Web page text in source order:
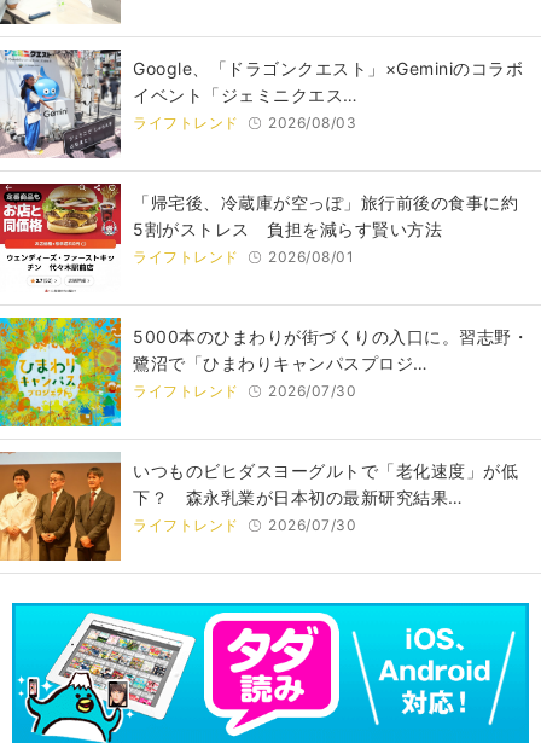
Google、「ドラゴンクエスト」×Geminiのコラボ
イベント「ジェミニクエス…
ライフトレンド 2026/08/03
「帰宅後、冷蔵庫が空っぽ」旅行前後の食事に約
5割がストレス 負担を減らす賢い方法
ライフトレンド 2026/08/01
5000本のひまわりが街づくりの入口に。習志野・
鷺沼で「ひまわりキャンパスプロジ…
ライフトレンド 2026/07/30
いつものビヒダスヨーグルトで「老化速度」が低
下？ 森永乳業が日本初の最新研究結果…
ライフトレンド 2026/07/30